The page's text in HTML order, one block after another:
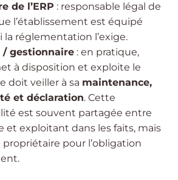
de l’ERP : responsable légal de
l’établissement est équipé
la réglementation l’exige.
gestionnaire : en pratique,
à disposition et exploite le
doit veiller à sa maintenance,
et déclaration. Cette
est souvent partagée entre
et exploitant dans les faits, mais
propriétaire pour l’obligation